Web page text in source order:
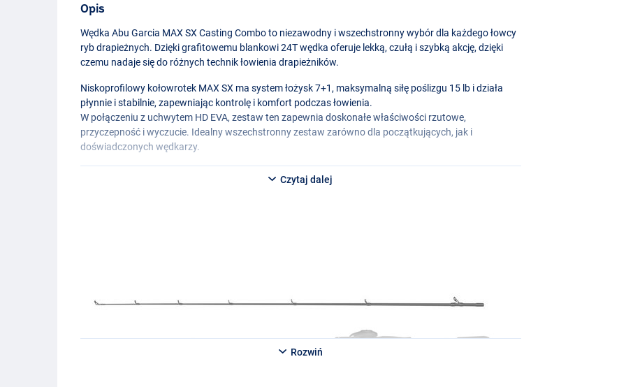
Opis
Wędka Abu Garcia MAX SX Casting Combo to niezawodny i wszechstronny wybór dla każdego łowcy
ryb drapieżnych. Dzięki grafitowemu blankowi 24T wędka oferuje lekką, czułą i szybką akcję, dzięki
czemu nadaje się do różnych technik łowienia drapieżników.
Niskoprofilowy kołowrotek MAX SX ma system łożysk 7+1, maksymalną siłę poślizgu 15 lb i działa
płynnie i stabilnie, zapewniając kontrolę i komfort podczas łowienia.
W połączeniu z uchwytem HD EVA, zestaw ten zapewnia doskonałe właściwości rzutowe,
przyczepność i wyczucie. Idealny wszechstronny zestaw zarówno dla początkujących, jak i
doświadczonych wędkarzy.
Czytaj dalej
Rozwiń